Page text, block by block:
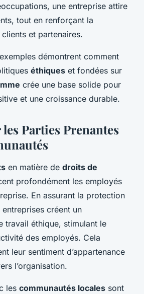
une entreprise attire
tout en renforçant la
et partenaires.
démontrent comment
éthiques et fondées sur
crée une base solide pour
et une croissance durable.
Parties Prenantes
en matière de droits de
profondément les employés
En assurant la protection
créent un
travail éthique, stimulant le
des employés. Cela
leur sentiment d’appartenance
l’organisation.
les communautés locales sont